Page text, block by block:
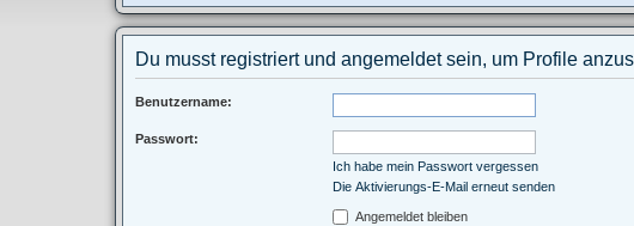
Du musst registriert und angemeldet sein, um Profile
Benutzername:
Passwort:
Ich habe mein Passwort vergessen
Die Aktivierungs-E-Mail erneut senden
Angemeldet bleiben